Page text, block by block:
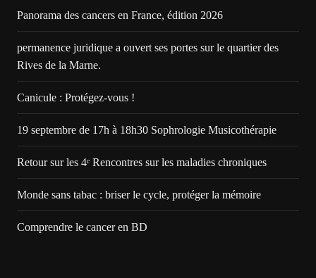
Panorama des cancers en France, édition 2026
permanence juridique a ouvert ses portes sur le quartier des
Rives de la Marne.
Canicule : Protégez-vous !
19 septembre de 17h à 18h30 Sophrologie Musicothérapie
Retour sur les 4ᵉ Rencontres sur les maladies chroniques
Monde sans tabac : briser le cycle, protéger la mémoire
Comprendre le cancer en BD